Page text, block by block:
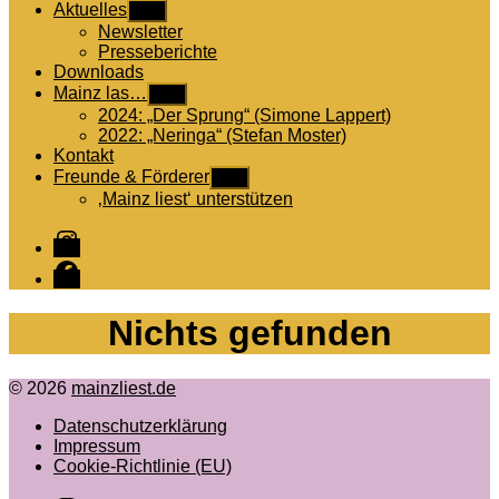
Aktuelles
anzeigen
Newsletter
Presseberichte
Downloads
Mainz las…
anzeigen
2024: „Der Sprung“ (Simone Lappert)
2022: „Neringa“ (Stefan Moster)
Kontakt
Freunde & Förderer
anzeigen
‚Mainz liest‘ unterstützen
Instagram
Facebook
Nichts gefunden
© 2026 mainzliest.de
Datenschutzerklärung
Impressum
Cookie-Richtlinie (EU)